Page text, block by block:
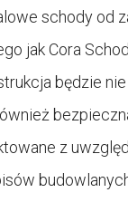
schody od
jak Cora
będzie
z